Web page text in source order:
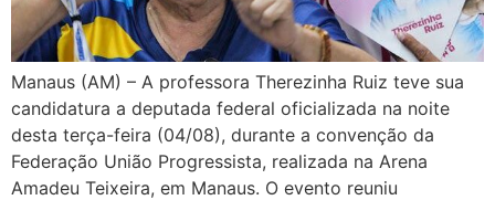
Manaus (AM) – A professora Therezinha Ruiz teve sua
candidatura a deputada federal oficializada na noite
desta terça-feira (04/08), durante a convenção da
Federação União Progressista, realizada na Arena
Amadeu Teixeira, em Manaus. O evento reuniu